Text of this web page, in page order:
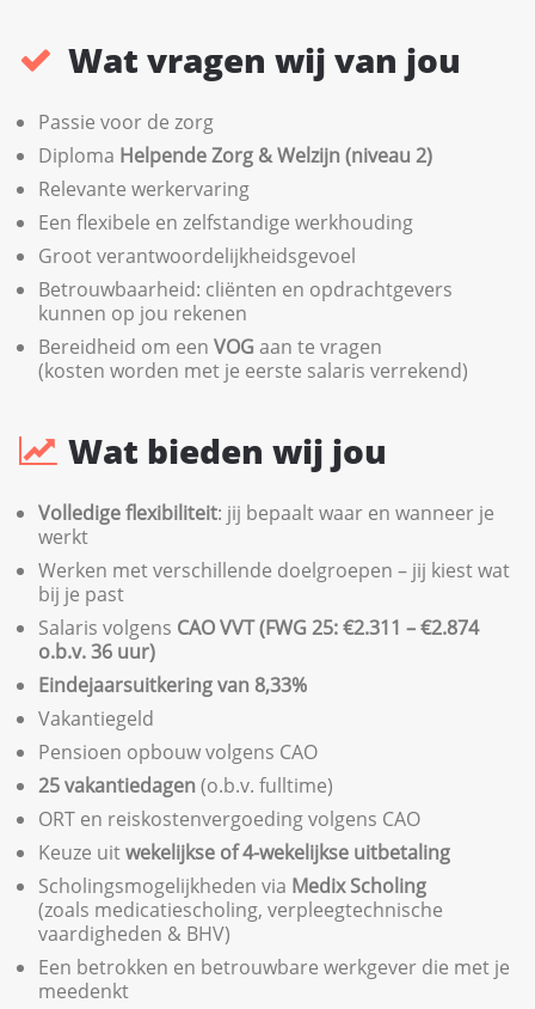
Wat vragen wij van jou
Passie voor de zorg
Diploma Helpende Zorg & Welzijn (niveau 2)
Relevante werkervaring
Een flexibele en zelfstandige werkhouding
Groot verantwoordelijkheidsgevoel
Betrouwbaarheid: cliënten en opdrachtgevers
kunnen op jou rekenen
Bereidheid om een VOG aan te vragen
(kosten worden met je eerste salaris verrekend)
Wat bieden wij jou
Volledige flexibiliteit: jij bepaalt waar en wanneer je
werkt
Werken met verschillende doelgroepen – jij kiest wat
bij je past
Salaris volgens CAO VVT (FWG 25: €2.311 – €2.874
o.b.v. 36 uur)
Eindejaarsuitkering van 8,33%
Vakantiegeld
Pensioen opbouw volgens CAO
25 vakantiedagen(o.b.v. fulltime)
ORT en reiskostenvergoeding volgens CAO
Keuze uitwekelijkse of 4-wekelijkse uitbetaling
Scholingsmogelijkheden via Medix Scholing
(zoals medicatiescholing, verpleegtechnische
vaardigheden & BHV)
Een betrokken en betrouwbare werkgever die met je
meedenkt